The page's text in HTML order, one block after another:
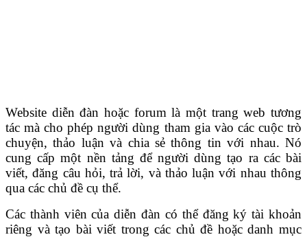
Website diễn đàn hoặc forum là một trang web tương
tác mà cho phép người dùng tham gia vào các cuộc trò
chuyện, thảo luận và chia sẻ thông tin với nhau. Nó
cung cấp một nền tảng để người dùng tạo ra các bài
viết, đăng câu hỏi, trả lời, và thảo luận với nhau thông
qua các chủ đề cụ thể.
Các thành viên của diễn đàn có thể đăng ký tài khoản
riêng và tạo bài viết trong các chủ đề hoặc danh mục